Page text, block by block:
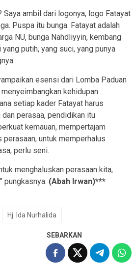
Saya ambil dari logonya, logo Fatayat
Puspa itu bunga. Fatayat adalah
NU, bunga Nahdliyyin, kembang
putih, yang suci, yang punya
esensi dari Lomba Paduan
kehidupan
setiap kader Fatayat harus
perasaa, pendidikan itu
kemauan, mempertajam
untuk memperhalus
perlu seni.
menghaluskan perasaan kita,
pungkasnya. (Abah Irwan)***
Hj. Ida Nurhalida
SEBARKAN